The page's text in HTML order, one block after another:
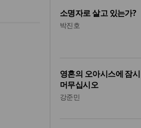
소명자로 살고 있는가?
박진호
영혼의 오아시스에 잠시
머무십시오
강준민